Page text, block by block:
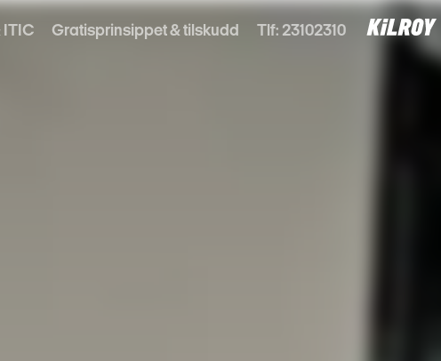
ITIC Gratisprinsippet & tilskudd Tlf: 23102310